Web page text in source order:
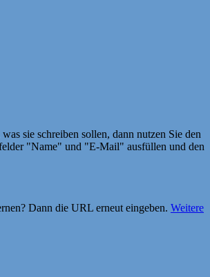
sie schreiben sollen, dann nutzen Sie den
"Name" und "E-Mail" ausfüllen und den
Dann die URL erneut eingeben. Weitere